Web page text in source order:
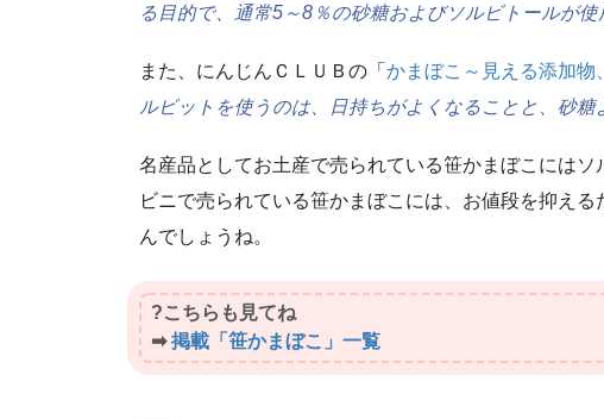
る目的で、通常5～8％の砂糖およびソルビトールが使
また、にんじんＣＬＵＢの「 かまぼこ～見える添加物
ルビットを使うのは、日持ちがよくなることと、砂糖
名産品としてお土産で売られている笹かまぼこには
ビニで売られている笹かまぼこには、お値段を抑え
んでしょうね。
?こちらも見てね
➡掲載「笹かまぼこ」一覧